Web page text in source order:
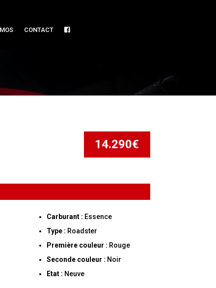
CONTACT
14.290€
Carburant : Essence
Type : Roadster
Première couleur : Rouge
Seconde couleur : Noir
Etat : Neuve